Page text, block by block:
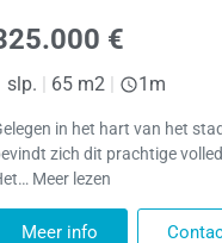
€
slp. 65 m2 1m
in het hart van het
zich dit prachtige
Meer lezen
Meer info